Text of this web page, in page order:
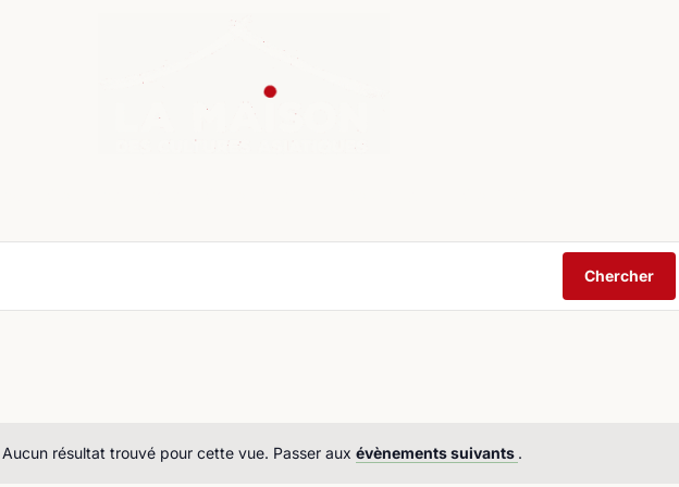
Aucun résultat trouvé pour cette vue. Passer aux évènements suivants .
Chercher